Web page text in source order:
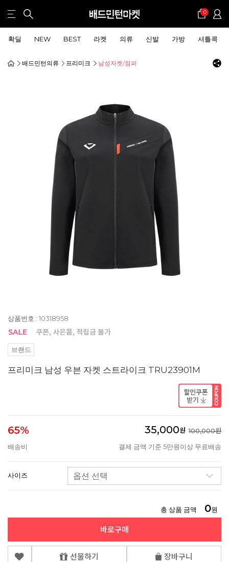
0
확딜 NEW BEST 라켓 의류 신발 가방 셔틀콕
배드민턴의류 프리미크 남성자켓/점퍼
상품번호 : 10318958
브랜드
프리미크 남성 우븐 자켓 스트라이크 TRU23901M
65% 35,000원 100,000원
배송비
결제 금액 기준 5만원이상 무료배송
사이즈
총 상품 금액 0원
바로구매
선물하기 장바구니